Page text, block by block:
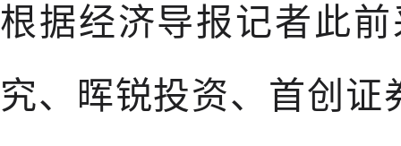
根据经济导报记者此
究、晖锐投资、首创